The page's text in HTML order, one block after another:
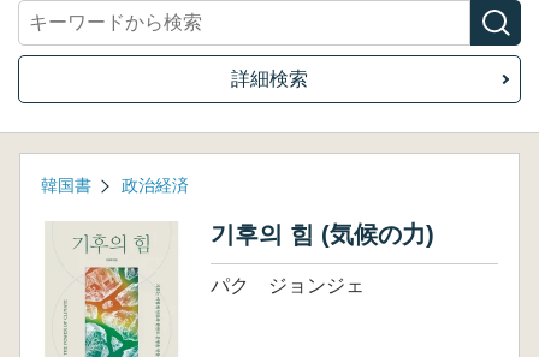
詳細検索
韓国書 政治経済
기후의 힘 (気候の力)
パク ジョンジェ